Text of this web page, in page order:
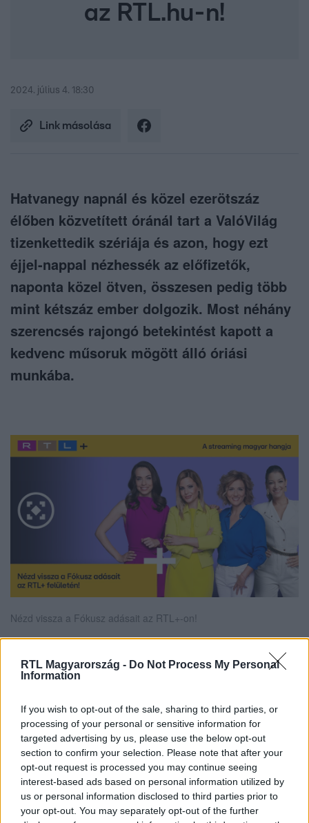
RTL Magyarország - Do Not Process My Personal
Information
If you wish to opt-out of the sale, sharing to third parties, or
processing of your personal or sensitive information for
targeted advertising by us, please use the below opt-out
section to confirm your selection. Please note that after your
opt-out request is processed you may continue seeing
interest-based ads based on personal information utilized by
us or personal information disclosed to third parties prior to
your opt-out. You may separately opt-out of the further
az RTL.hu-n!
2024. július 4. 18:30
Link másolása
Hatvanegy napnál és közel ezerötszáz
élőben közvetített óránál tart a ValóVilág
tizenkettedik szériája és azon, hogy ezt
éjjel-nappal nézhessék az előfizetők,
naponta közel ötven, összesen pedig több
mint kétszáz ember dolgozik. Most néhány
szerencsés rajongó betekintést kapott a
kedvenc műsoruk mögött álló óriási
munkába.
Nézd vissza a Fókusz adásait az RTL+-on!
Itt állítsd be, hogy az RTL.hu az elsők között